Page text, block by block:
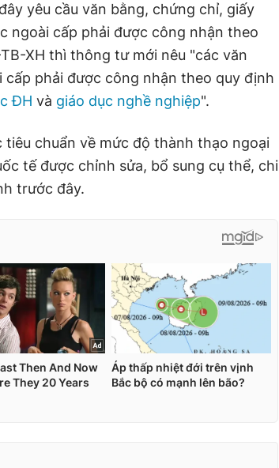
yêu cầu văn bằng, chứng chỉ, giấy
ngoài cấp phải được công nhận theo
XH thì thông tư mới nêu "các văn
phải được công nhận theo quy định
ĐH và giáo dục nghề nghiệp".
chuẩn về mức độ thành thạo ngoại
tế được chỉnh sửa, bổ sung cụ thể, chi
trước đây.